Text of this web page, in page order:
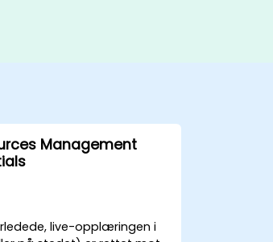
Management
live-opplæringen i